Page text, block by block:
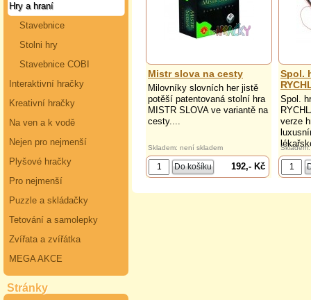
Hry a hraní
Stavebnice
Stolni hry
Stavebnice COBI
Interaktivní hračky
Kreativní hračky
Na ven a k vodě
Nejen pro nejmenší
Plyšové hračky
Pro nejmenší
Puzzle a skládačky
Tetování a samolepky
Zvířata a zvířátka
MEGA AKCE
Stránky
Mistr slova na cesty
Milovníky slovních her jistě
potěší patentovaná stolní hra
MISTR SLOVA ve variantě na
cesty....
Skladem: není skladem
192,- Kč
Spol.
Spol.
verze